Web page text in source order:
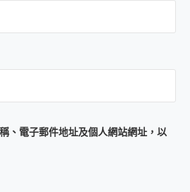
、電子郵件地址及個人網站網址，以